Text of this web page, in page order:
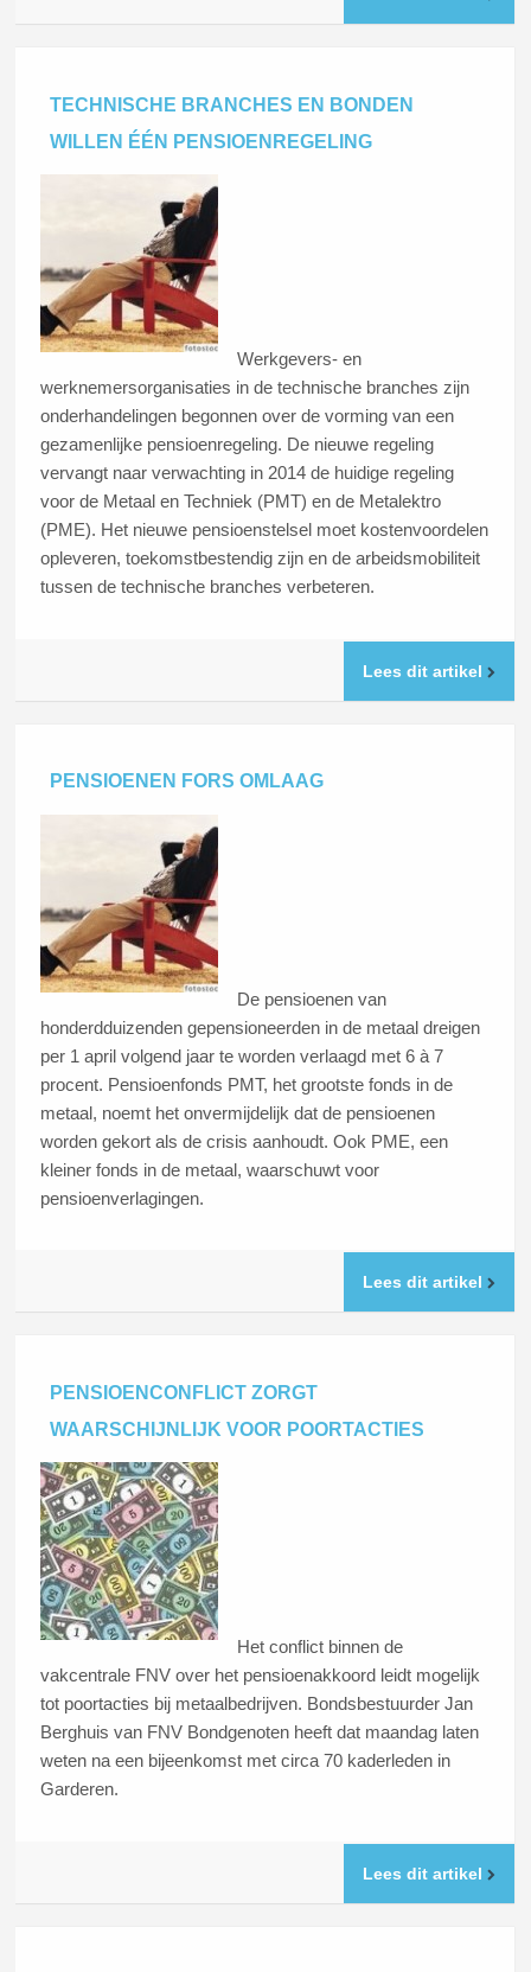
TECHNISCHE BRANCHES EN BONDEN
WILLEN ÉÉN PENSIOENREGELING
Werkgevers- en
werknemersorganisaties in de technische branches zijn
onderhandelingen begonnen over de vorming van een
gezamenlijke pensioenregeling. De nieuwe regeling
vervangt naar verwachting in 2014 de huidige regeling
voor de Metaal en Techniek (PMT) en de Metalektro
(PME). Het nieuwe pensioenstelsel moet kostenvoordelen
opleveren, toekomstbestendig zijn en de arbeidsmobiliteit
tussen de technische branches verbeteren.
Lees dit artikel
PENSIOENEN FORS OMLAAG
De pensioenen van
honderdduizenden gepensioneerden in de metaal dreigen
per 1 april volgend jaar te worden verlaagd met 6 à 7
procent. Pensioenfonds PMT, het grootste fonds in de
metaal, noemt het onvermijdelijk dat de pensioenen
worden gekort als de crisis aanhoudt. Ook PME, een
kleiner fonds in de metaal, waarschuwt voor
pensioenverlagingen.
Lees dit artikel
PENSIOENCONFLICT ZORGT
WAARSCHIJNLIJK VOOR POORTACTIES
Het conflict binnen de
vakcentrale FNV over het pensioenakkoord leidt mogelijk
tot poortacties bij metaalbedrijven. Bondsbestuurder Jan
Berghuis van FNV Bondgenoten heeft dat maandag laten
weten na een bijeenkomst met circa 70 kaderleden in
Garderen.
Lees dit artikel